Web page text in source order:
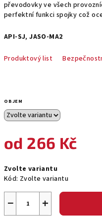
převodovky ve všech
perfektní funkci spojky což
API-SJ,JASO-MA2
Produktový list
OBJEM
od 266 Kč
cena:
Zvolte variantu
Kód: Zvolte variantu
+
−